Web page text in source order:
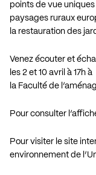
points de vue
paysages ruraux
la restauration des
Venez écouter et
les 2 et 10 avril à 17h
la Faculté de
Pour consulter
Pour visiter le site
environnement de